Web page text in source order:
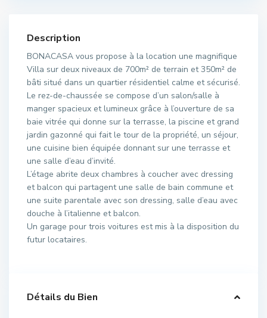
Description
BONACASA vous propose à la location une magnifique
Villa sur deux niveaux de 700m² de terrain et 350m² de
bâti situé dans un quartier résidentiel calme et sécurisé.
Le rez-de-chaussée se compose d’un salon/salle à
manger spacieux et lumineux grâce à l’ouverture de sa
baie vitrée qui donne sur la terrasse, la piscine et grand
jardin gazonné qui fait le tour de la propriété, un séjour,
une cuisine bien équipée donnant sur une terrasse et
une salle d’eau d’invité.
L’étage abrite deux chambres à coucher avec dressing
et balcon qui partagent une salle de bain commune et
une suite parentale avec son dressing, salle d’eau avec
douche à l’italienne et balcon.
Un garage pour trois voitures est mis à la disposition du
futur locataires.
Détails du Bien